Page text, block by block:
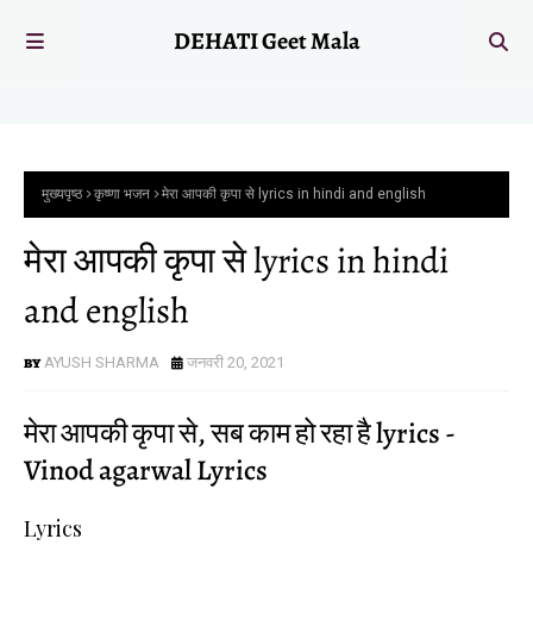
DEHATI Geet Mala
मुख्यपृष्ठ कृष्णा भजन मेरा आपकी कृपा से lyrics in hindi and english
मेरा आपकी कृपा से lyrics in hindi
and english
AYUSH SHARMA जनवरी 20, 2021
मेरा आपकी कृपा से, सब काम हो रहा है lyrics -
Vinod agarwal Lyrics
Lyrics